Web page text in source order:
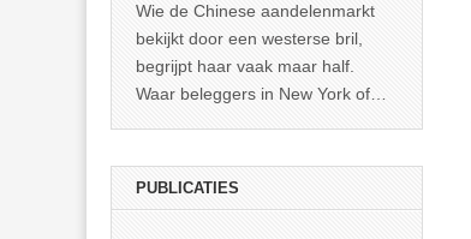
Wie de Chinese aandelenmarkt
bekijkt door een westerse bril,
begrijpt haar vaak maar half.
Waar beleggers in New York of
PUBLICATIES